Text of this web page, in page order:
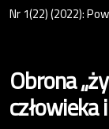
Nr 1(22) (2022):
Obrona
człowieka